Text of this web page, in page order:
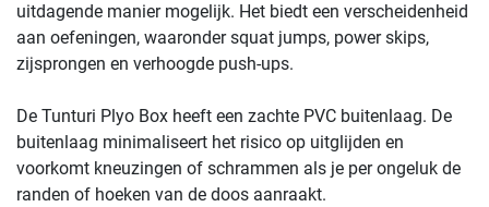
uitdagende manier mogelijk. Het biedt een verscheidenheid
aan oefeningen, waaronder squat jumps, power skips,
zijsprongen en verhoogde push-ups.
De Tunturi Plyo Box heeft een zachte PVC buitenlaag. De
buitenlaag minimaliseert het risico op uitglijden en
voorkomt kneuzingen of schrammen als je per ongeluk de
randen of hoeken van de doos aanraakt.